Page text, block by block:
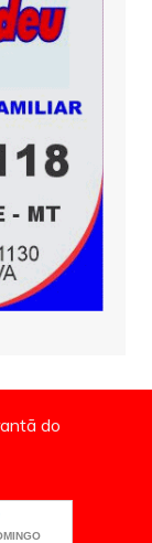
do